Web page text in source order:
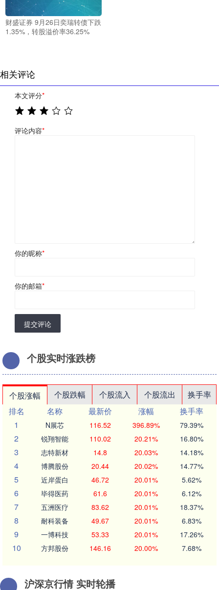
财盛证券 9月26日奕瑞转债下跌
1.35%，转股溢价率36.25%
相关评论
本文评分*
评论内容*
你的昵称*
你的邮箱*
提交评论
个股实时涨跌榜
个股涨幅 个股跌幅 个股流入 个股流出
换手率
排名
名称 最新价 涨幅
换手率
1
N展芯 116.52 396.89% 79.39%
2 锐翔智能 110.02 20.21% 16.80%
3 志特新材 14.8 20.03% 14.18%
4 博腾股份 20.44 20.02% 14.77%
5 近岸蛋白 46.72 20.01% 5.62%
6 毕得医药 61.6 20.01% 6.12%
7 五洲医疗 83.62 20.01% 18.37%
8 耐科装备 49.67 20.01% 6.83%
9 一博科技 53.33 20.01% 17.26%
10 方邦股份 146.16 20.00% 7.68%
沪深京行情 实时轮播